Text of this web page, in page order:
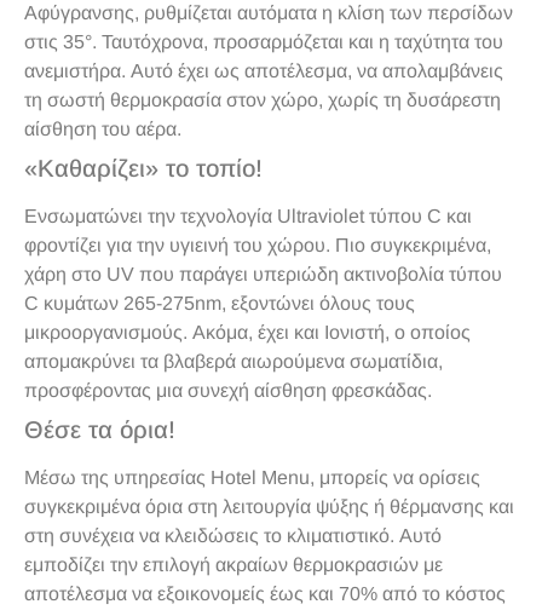
Αφύγρανσης, ρυθμίζεται αυτόματα η κλίση των περσίδων
στις 35°. Ταυτόχρονα, προσαρμόζεται και η ταχύτητα του
ανεμιστήρα. Αυτό έχει ως αποτέλεσμα, να απολαμβάνεις
τη σωστή θερμοκρασία στον χώρο, χωρίς τη δυσάρεστη
αίσθηση του αέρα.
«Καθαρίζει» το τοπίο!
Ενσωματώνει την τεχνολογία Ultraviolet τύπου C και
φροντίζει για την υγιεινή του χώρου. Πιο συγκεκριμένα,
χάρη στο UV που παράγει υπεριώδη ακτινοβολία τύπου
C κυμάτων 265-275nm, εξοντώνει όλους τους
μικροοργανισμούς. Ακόμα, έχει και Ιονιστή, ο οποίος
απομακρύνει τα βλαβερά αιωρούμενα σωματίδια,
προσφέροντας μια συνεχή αίσθηση φρεσκάδας.
Θέσε τα όρια!
Μέσω της υπηρεσίας Hotel Menu, μπορείς να ορίσεις
συγκεκριμένα όρια στη λειτουργία ψύξης ή θέρμανσης και
στη συνέχεια να κλειδώσεις το κλιματιστικό. Αυτό
εμποδίζει την επιλογή ακραίων θερμοκρασιών με
αποτέλεσμα να εξοικονομείς έως και 70% από το κόστος